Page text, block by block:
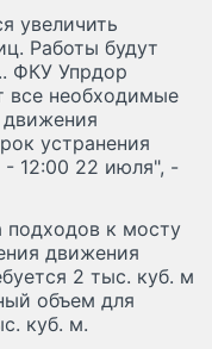
увеличить
Работы будут
ФКУ Упрдор
необходимые
движения
устранения
- 12:00 22 июля", -
подходов к мосту
движения
2 тыс. куб. м
объем для
куб. м.